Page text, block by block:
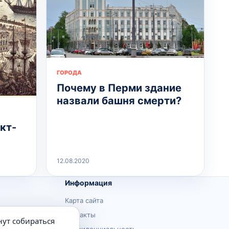
ГОРОДА
Почему в Перми здание
назвали башня смерти?
12.08.2020
Информация
Карта сайта
Контакты
собираться